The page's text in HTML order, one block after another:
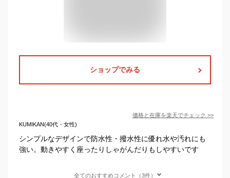
ショップでみる
価格と在庫を楽天でチェック >>
KUMIKAN(40代・女性)
シンプルなデザインで防水性・撥水性に優れ水や汚れにも
強い。動きやすく座ったりしゃがんだりもしやすいです
全てのおすすめコメント（3件）